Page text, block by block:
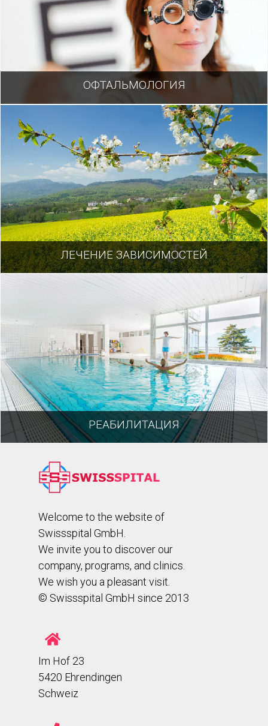
ОФТАЛЬМОЛОГИЯ
ЛЕЧЕНИЕ ЗАВИСИМОСТЕЙ
РЕАБИЛИТАЦИЯ
Welcome to the website of
Swissspital GmbH.
We invite you to discover our
company, programs, and clinics.
We wish you a pleasant visit.
© Swissspital GmbH since 2013
Im Hof 23
5420 Ehrendingen
Schweiz